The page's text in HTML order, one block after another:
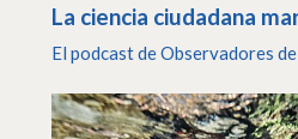
La ciencia ciudadana
El podcast de Observadores